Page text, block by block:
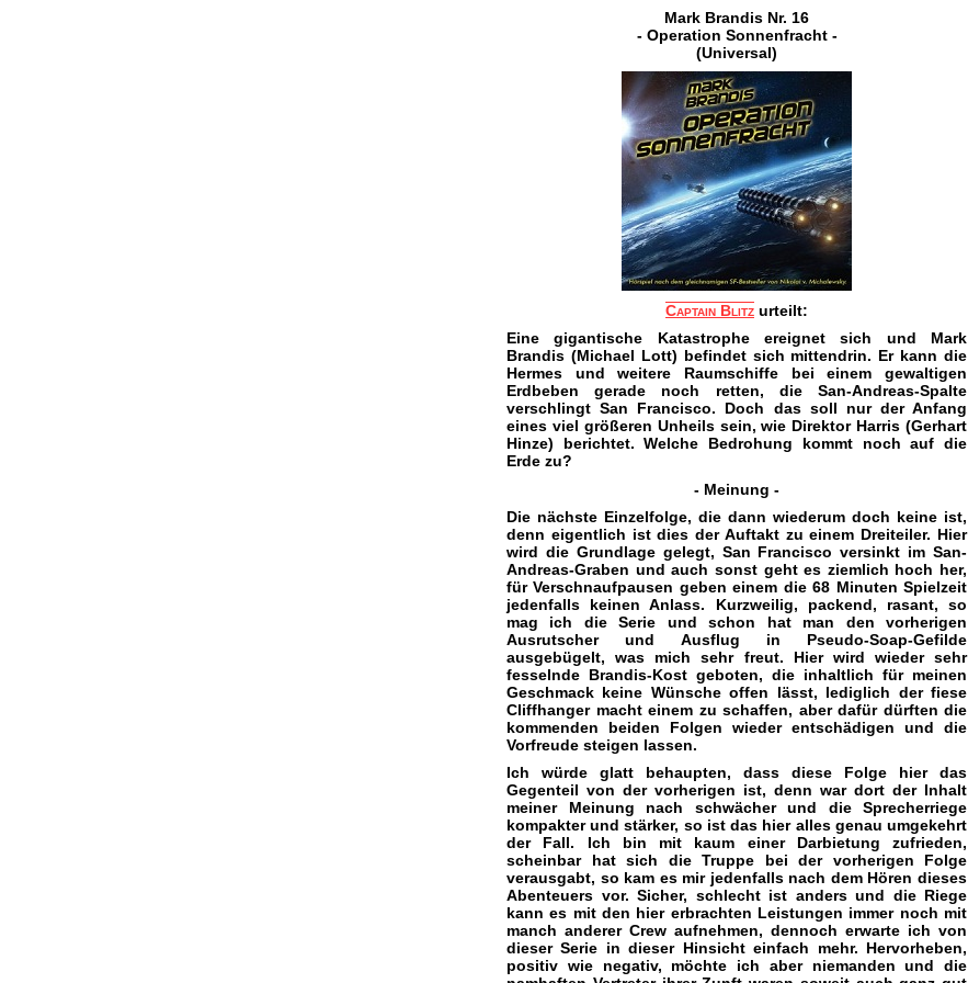
Mark Brandis Nr. 16
- Operation Sonnenfracht -
(Universal)
Captain Blitz urteilt:
Eine gigantische Katastrophe ereignet sich und Mark
Brandis (Michael Lott) befindet sich mittendrin. Er kann die
Hermes und weitere Raumschiffe bei einem gewaltigen
Erdbeben gerade noch retten, die San-Andreas-Spalte
verschlingt San Francisco. Doch das soll nur der Anfang
eines viel größeren Unheils sein, wie Direktor Harris (Gerhart
Hinze) berichtet. Welche Bedrohung kommt noch auf die
Erde zu?
- Meinung -
Die nächste Einzelfolge, die dann wiederum doch keine ist,
denn eigentlich ist dies der Auftakt zu einem Dreiteiler. Hier
wird die Grundlage gelegt, San Francisco versinkt im San-
Andreas-Graben und auch sonst geht es ziemlich hoch her,
für Verschnaufpausen geben einem die 68 Minuten Spielzeit
jedenfalls keinen Anlass. Kurzweilig, packend, rasant, so
mag ich die Serie und schon hat man den vorherigen
Ausrutscher und Ausflug in Pseudo-Soap-Gefilde
ausgebügelt, was mich sehr freut. Hier wird wieder sehr
fesselnde Brandis-Kost geboten, die inhaltlich für meinen
Geschmack keine Wünsche offen lässt, lediglich der fiese
Cliffhanger macht einem zu schaffen, aber dafür dürften die
kommenden beiden Folgen wieder entschädigen und die
Vorfreude steigen lassen.
Ich würde glatt behaupten, dass diese Folge hier das
Gegenteil von der vorherigen ist, denn war dort der Inhalt
meiner Meinung nach schwächer und die Sprecherriege
kompakter und stärker, so ist das hier alles genau umgekehrt
der Fall. Ich bin mit kaum einer Darbietung zufrieden,
scheinbar hat sich die Truppe bei der vorherigen Folge
verausgabt, so kam es mir jedenfalls nach dem Hören dieses
Abenteuers vor. Sicher, schlecht ist anders und die Riege
kann es mit den hier erbrachten Leistungen immer noch mit
manch anderer Crew aufnehmen, dennoch erwarte ich von
dieser Serie in dieser Hinsicht einfach mehr. Hervorheben,
positiv wie negativ, möchte ich aber niemanden und die